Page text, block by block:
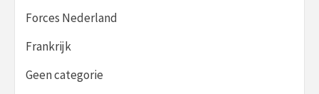
Forces Nederland
Frankrijk
Geen categorie